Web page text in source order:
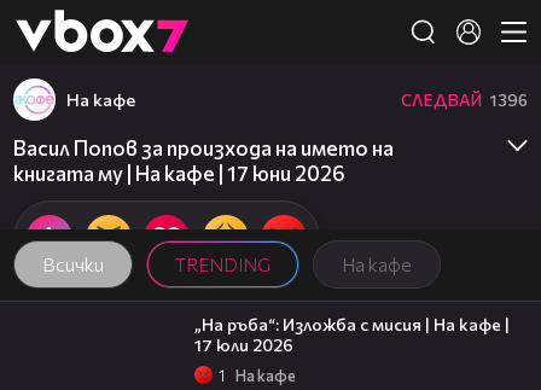
👾
Всички TRENDING На кафе
На кафе СЛЕДВАЙ 1396
Васил Попов за произхода на името на
книгата му | На кафе | 17 юни 2026
09:09
„На ръба“: Изложба с мисия | На кафе |
17 юли 2026
1 На кафе